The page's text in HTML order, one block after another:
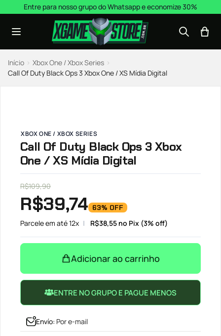
Pular para o conteúdo
Entre para nosso grupo do Whatsapp e economize 30%
Início › Xbox One / Xbox Series ›
Call Of Duty Black Ops 3 Xbox One / XS Mídia Digital
XBOX ONE / XBOX SERIES
Call Of Duty Black Ops 3 Xbox
One / XS Mídia Digital
R$109,90
R$39,74 63% OFF
Parcele em até 12x R$38,55 no Pix (3% off)
Adicionar ao carrinho
ENTRE NO GRUPO E PAGUE MENOS
Envío: Por e-mail